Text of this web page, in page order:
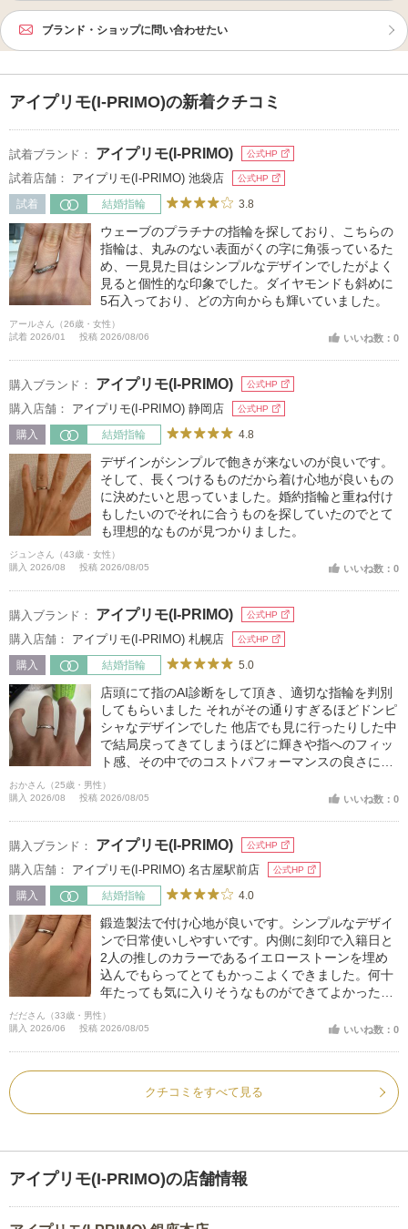
ブランド・ショップに問い合わせたい
アイプリモ(I-PRIMO)の新着クチコミ
試着ブランド： アイプリモ(I-PRIMO) 公式HP
試着店舗： アイプリモ(I-PRIMO) 池袋店 公式HP
試着 結婚指輪 3.8
ウェーブのプラチナの指輪を探しており、こちらの
指輪は、丸みのない表面がくの字に角張っているた
め、一見見た目はシンプルなデザインでしたがよく
見ると個性的な印象でした。ダイヤモンドも斜めに
5石入っており、どの方向からも輝いていました。
アールさん（26歳・女性）
試着 2026/01
投稿 2026/08/06 いいね数：0
購入ブランド： アイプリモ(I-PRIMO) 公式HP
購入店舗： アイプリモ(I-PRIMO) 静岡店 公式HP
購入 結婚指輪 4.8
デザインがシンプルで飽きが来ないのが良いです。
そして、長くつけるものだから着け心地が良いもの
に決めたいと思っていました。婚約指輪と重ね付け
もしたいのでそれに合うものを探していたのでとて
も理想的なものが見つかりました。
ジュンさん（43歳・女性）
購入 2026/08
投稿 2026/08/05 いいね数：0
購入ブランド： アイプリモ(I-PRIMO) 公式HP
購入店舗： アイプリモ(I-PRIMO) 札幌店 公式HP
購入 結婚指輪 5.0
店頭にて指のAI診断をして頂き、適切な指輪を判別
してもらいました それがその通りすぎるほどドンピ
シャなデザインでした 他店でも見に行ったりした中
で結局戻ってきてしまうほどに輝きや指へのフィッ
ト感、その中でのコストパフォーマンスの良さに引
かれました
おかさん（25歳・男性）
購入 2026/08
投稿 2026/08/05 いいね数：0
購入ブランド： アイプリモ(I-PRIMO) 公式HP
購入店舗： アイプリモ(I-PRIMO) 名古屋駅前店 公式HP
購入 結婚指輪 4.0
鍛造製法で付け心地が良いです。シンプルなデザイ
ンで日常使いしやすいです。内側に刻印で入籍日と
2人の推しのカラーであるイエローストーンを埋め
込んでもらってとてもかっこよくできました。何十
年たっても気に入りそうなものができてよかったで
す。
だださん（33歳・男性）
購入 2026/06
投稿 2026/08/05 いいね数：0
クチコミをすべて見る
アイプリモ(I-PRIMO)の店舗情報